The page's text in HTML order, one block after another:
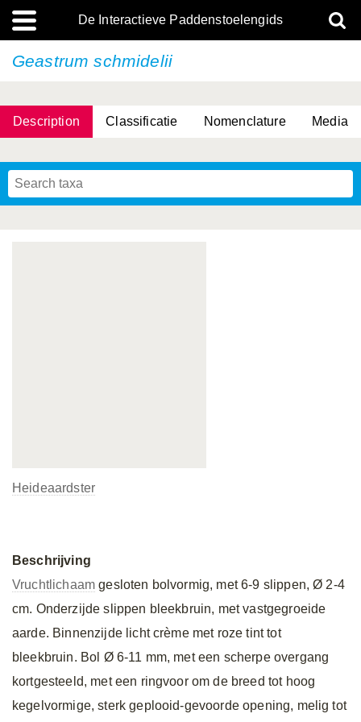
De Interactieve Paddenstoelengids
Geastrum schmidelii
Description Classificatie Nomenclature Media
Heideaardster
Beschrijving
Vruchtlichaam gesloten bolvormig, met 6-9 slippen, Ø 2-4
cm. Onderzijde slippen bleekbruin, met vastgegroeide
aarde. Binnenzijde licht crème met roze tint tot
bleekbruin. Bol Ø 6-11 mm, met een scherpe overgang
kortgesteeld, met een ringvoor om de breed tot hoog
kegelvormige, sterk geplooid-gevoorde opening, melig tot